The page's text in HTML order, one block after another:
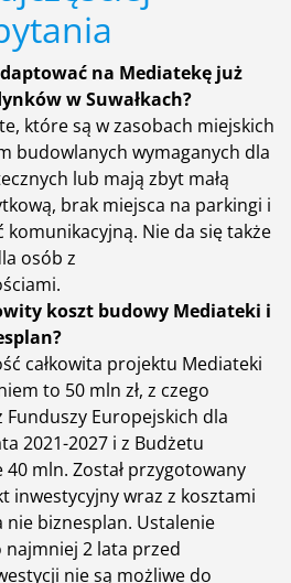
współpracujące z
potrzeby i w zakresie realizacji
będą przechowywane
w Rozporządzeniu Prezesa
18 stycznia 2011 roku w
kancelaryjnej, jednolitych,
akt oraz instrukcji w sprawie
działania archiwów
U. Nr 14, poz. 67 z późn. zm.).
treści swoich danych, na
sprostowania (poprawiania)
art. 16 RODO,
ograniczenia przetwarzania
art. 18 ust. 1 RODO,
usunięcia danych, na
Pana danych osobowych jest
Państwo zobowiązani do
danych osobowych będzie
głos będzie nieważny.
na Mediatekę już
w Suwałkach?
które są w zasobach miejskich
budowlanych wymaganych dla
lub mają zbyt małą
brak miejsca na parkingi i
komunikacyjną. Nie da się także
osób z
koszt budowy Mediateki i
całkowita projektu Mediateki
to 50 mln zł, z czego
Europejskich dla
2021-2027 i z Budżetu
40 mln. Został przygotowany
inwestycyjny wraz z kosztami
nie biznesplan. Ustalenie
najmniej 2 lata przed
nie są możliwe do